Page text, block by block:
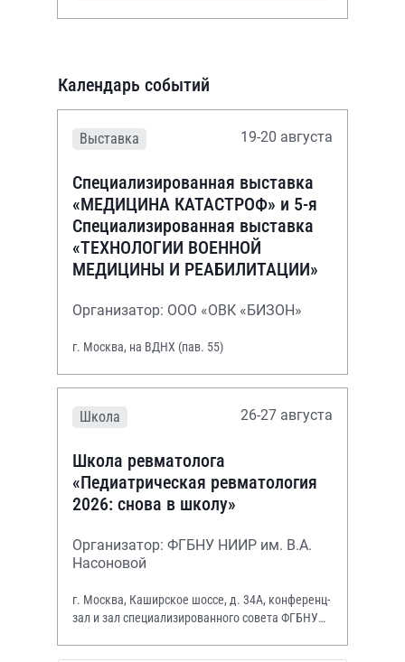
Календарь событий
Выставка 19-20 августа
Специализированная выставка
«МЕДИЦИНА КАТАСТРОФ» и 5-я
Специализированная выставка
«ТЕХНОЛОГИИ ВОЕННОЙ
МЕДИЦИНЫ И РЕАБИЛИТАЦИИ»
Организатор: ООО «ОВК «БИЗОН»
г. Москва, на ВДНХ (пав. 55)
Школа 26-27 августа
Школа ревматолога
«Педиатрическая ревматология
2026: снова в школу»
Организатор: ФГБНУ НИИР им. В.А.
Насоновой
г. Москва, Каширское шоссе, д. 34А, конференц-
зал и зал специализированного совета ФГБНУ